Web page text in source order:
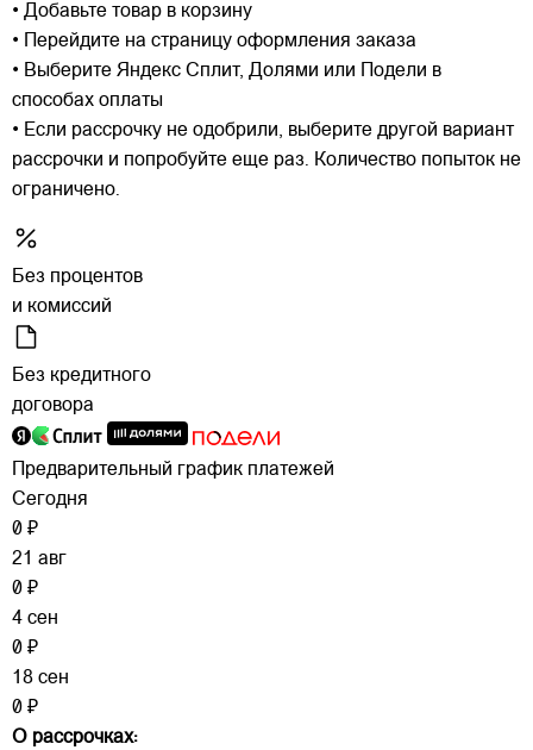
• Добавьте товар в корзину
• Перейдите на страницу оформления заказа
• Выберите Яндекс Сплит, Долями или Подели в
способах оплаты
• Если рассрочку не одобрили, выберите другой вариант
рассрочки и попробуйте еще раз. Количество попыток не
ограничено.
Без процентов
и комиссий
Без кредитного
договора
Предварительный график платежей
Сегодня
0 ₽
21 авг
0 ₽
4 сен
0 ₽
18 сен
0 ₽
О рассрочках: